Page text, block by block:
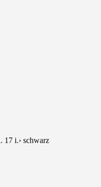
i.› schwarz